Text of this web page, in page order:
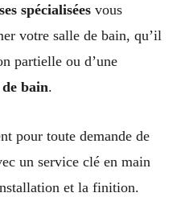
spécialisées vous
votre salle de bain, qu’il
partielle ou d’une
bain.
pour toute demande de
un service clé en main
et la finition.